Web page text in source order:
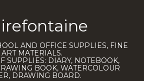
AND OFFICE SUPPLIES, FINE
ART MATERIALS.
SUPPLIES: DIARY, NOTEBOOK,
BOOK, WATERCOLOUR
DRAWING BOARD.